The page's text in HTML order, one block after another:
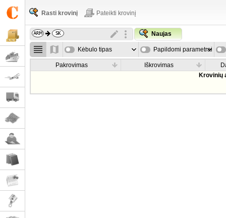
Rasti krovinį Pateikti krovinį
Naujas
Kėbulo tipas Papildomi parametrai
Pakrovimas Iškrovimas
Krovinių